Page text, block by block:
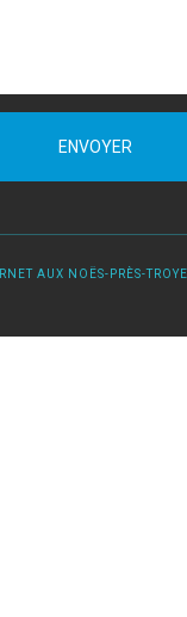
ENVOYER
AUX NOËS-PRÈS-